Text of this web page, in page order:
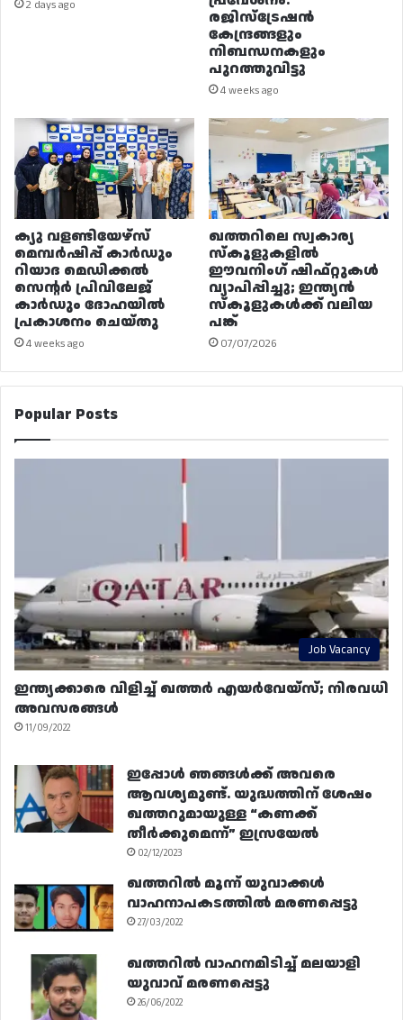
2 days ago
രജിസ്ട്രേഷൻ
കേന്ദ്രങ്ങളും
നിബന്ധനകളും
പുറത്തുവിട്ടു
4 weeks ago
ക്യു വളണ്ടിയേഴ്‌സ്
മെമ്പർഷിപ്പ് കാർഡും
റിയാദ മെഡിക്കൽ
സെന്റർ പ്രിവിലേജ്
കാർഡും ദോഹയിൽ
പ്രകാശനം ചെയ്തു
4 weeks ago
ഖത്തറിലെ സ്വകാര്യ
സ്കൂളുകളിൽ
ഈവനിംഗ് ഷിഫ്റ്റുകൾ
വ്യാപിപ്പിച്ചു; ഇന്ത്യൻ
സ്കൂളുകൾക്ക് വലിയ
പങ്ക്
07/07/2026
Popular Posts
Job Vacancy
ഇന്ത്യക്കാരെ വിളിച്ച് ഖത്തർ എയർവേയ്‌സ്; നിരവധി
അവസരങ്ങൾ
11/09/2022
ഇപ്പോൾ ഞങ്ങൾക്ക് അവരെ
ആവശ്യമുണ്ട്. യുദ്ധത്തിന് ശേഷം
ഖത്തറുമായുള്ള “കണക്ക്
തീർക്കുമെന്ന്” ഇസ്രയേൽ
02/12/2023
ഖത്തറിൽ മൂന്ന് യുവാക്കൾ
വാഹനാപകടത്തിൽ മരണപ്പെട്ടു
27/03/2022
ഖത്തറിൽ വാഹനമിടിച്ച് മലയാളി
യുവാവ് മരണപ്പെട്ടു
26/06/2022